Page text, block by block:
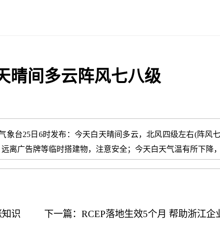
晴间多云阵风七八级
象台25日6时发布：今天白天晴间多云，北风四级左右(阵
离广告牌等临时搭建物，注意安全；今天白天气温有所下降
识 下一篇：RCEP落地生效5个月 帮助浙江